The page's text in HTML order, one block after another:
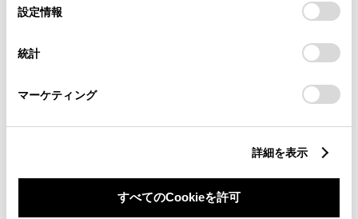
デバイスにすべてのCookie(クッキー)が保存されることに同
意したことになります。Cookie(クッキー)のオプトアウト、
設定の変更、同意を撤回したりするにあたっては、当社の
「Cookie（クッキー）情報の取り扱いについて
」をご覧くだ
設定情報
統計
マーケティング
詳細を表示
すべてのCookieを許可
カローラクロス ハイブリッド Z